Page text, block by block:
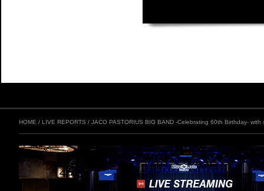
HOME / LIVE REPORTS / JACO PASTORIUS BIG BAND -Celebrating 60th Birthday-